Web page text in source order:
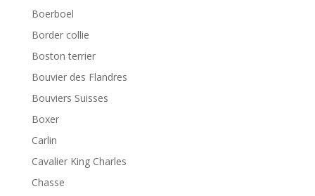
Boerboel
Border collie
Boston terrier
Bouvier des Flandres
Bouviers Suisses
Boxer
Carlin
Cavalier King Charles
Chasse